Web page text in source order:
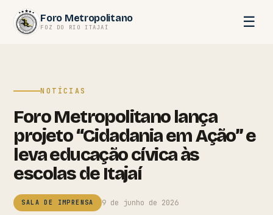
para
Foro Metropolitano
FOZ DO RIO ITAJAÍ ☰
NOTÍCIAS
Foro Metropolitano lança
projeto “Cidadania em Ação” e
leva educação cívica às
escolas de Itajaí
SALA DE IMPRENSA 9 de junho de 2026